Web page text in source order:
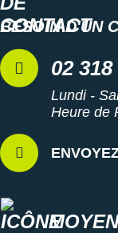
BESOIN D'UN
02
Lundi -
Heure de